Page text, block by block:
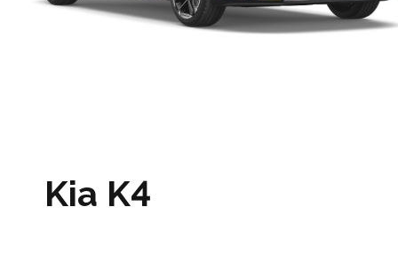
Kia K4